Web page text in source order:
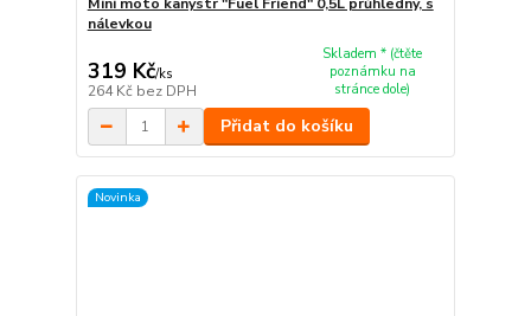
nálevkou
319 Kč/ks
264 Kč bez DPH
Skladem * (čtěte
poznámku na
stránce dole)
Přidat do košíku
Novinka